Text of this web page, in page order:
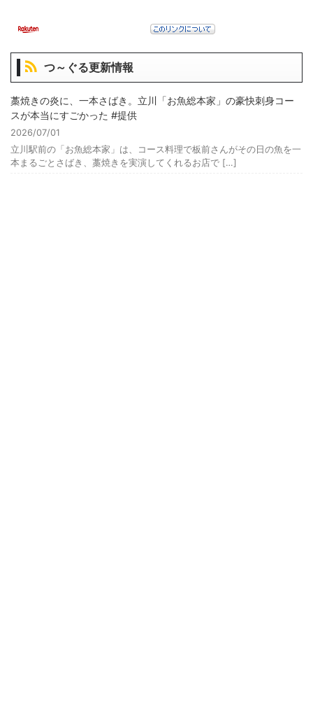
つ～ぐる更新情報
藁焼きの炎に、一本さばき。立川「お魚総本家」の豪快刺身コー
スが本当にすごかった #提供
2026/07/01
立川駅前の「お魚総本家」は、コース料理で板前さんがその日の魚を一
本まるごとさばき、藁焼きを実演してくれるお店で […]